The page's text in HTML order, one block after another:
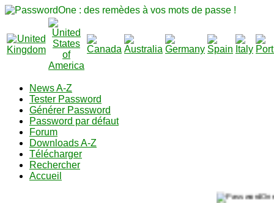
News A-Z
Tester Password
Générer Password
Password par défaut
Forum
Downloads A-Z
Télécharger
Rechercher
Accueil